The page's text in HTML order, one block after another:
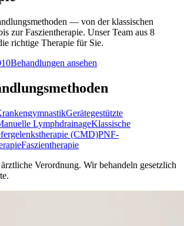
— von der klassischen
zur Faszientherapie. Unser Team aus 8
richtige Therapie für Sie.
Behandlungen ansehen
Gerätegestützte
LymphdrainageKlassische
(CMD)PNF-
Faszientherapie
Verordnung. Wir behandeln gesetzlich